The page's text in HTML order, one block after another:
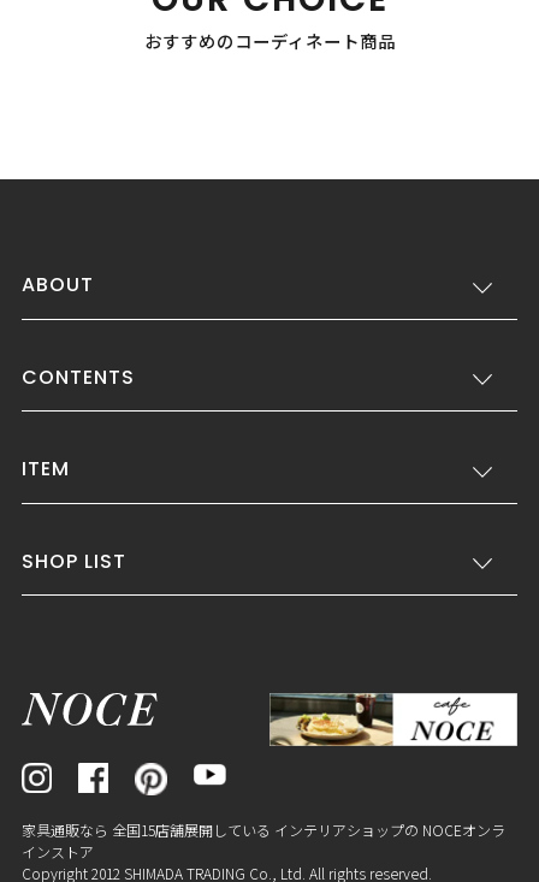
おすすめのコーディネート商品
ABOUT
CONTENTS
ITEM
SHOP LIST
家具通販なら 全国15店舗展開している インテリアショップの NOCEオンラ
インストア
Copyright 2012 SHIMADA TRADING Co., Ltd. All rights reserved.